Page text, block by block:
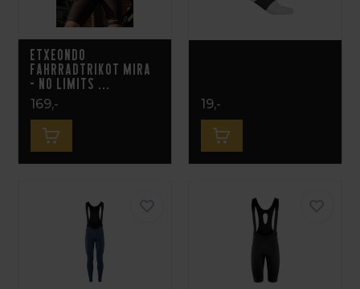
Etxeondo
Fahrradtrikot Mira
- NO LIMITS ...
169,- 19,-